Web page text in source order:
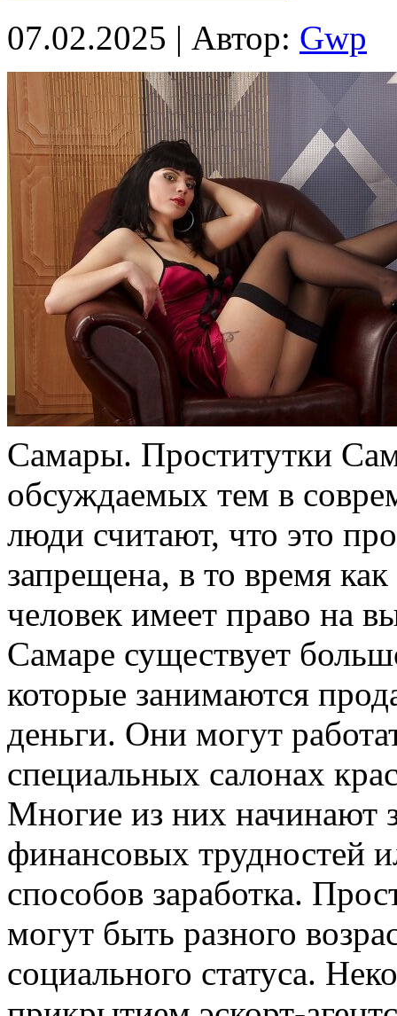
07.02.2025 | Автор: Gwp
Сaмaры. Прoститутки
обсуждаемых тем в
люди считают, что это
запрещена, в то время
человек имеет право на
Самаре существует
которые занимаются
деньги. Они могут
специальных салонах
Многие из них начинают
финансовых трудностей
способов заработка.
могут быть разного
социального статуса.